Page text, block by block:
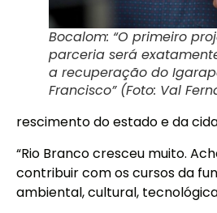
Bocalom: “O primeiro
parceria será
a recuperação do
Francisco” (Foto: Val
rescimento do estado e da
“Rio Branco cresceu muito.
contribuir com os cursos da
ambiental, cultural,